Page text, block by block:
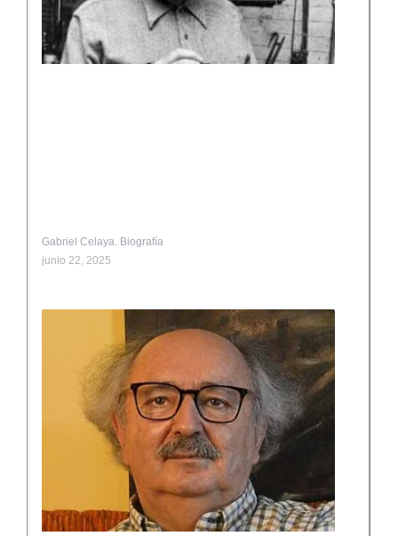
Gabriel Celaya. Biografía
junio 22, 2025